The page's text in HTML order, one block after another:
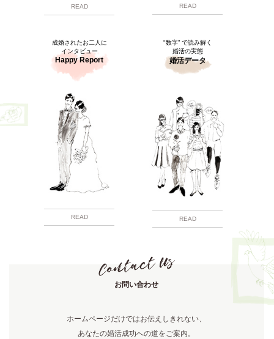
READ READ
成婚されたお二人に
インタビュー
Happy Report
READ
"数字” で読み解く
婚活の実態
婚活データ
READ
お問い合わせ
ホームページだけではお伝えしきれない、
あなたの婚活成功への道をご案内。